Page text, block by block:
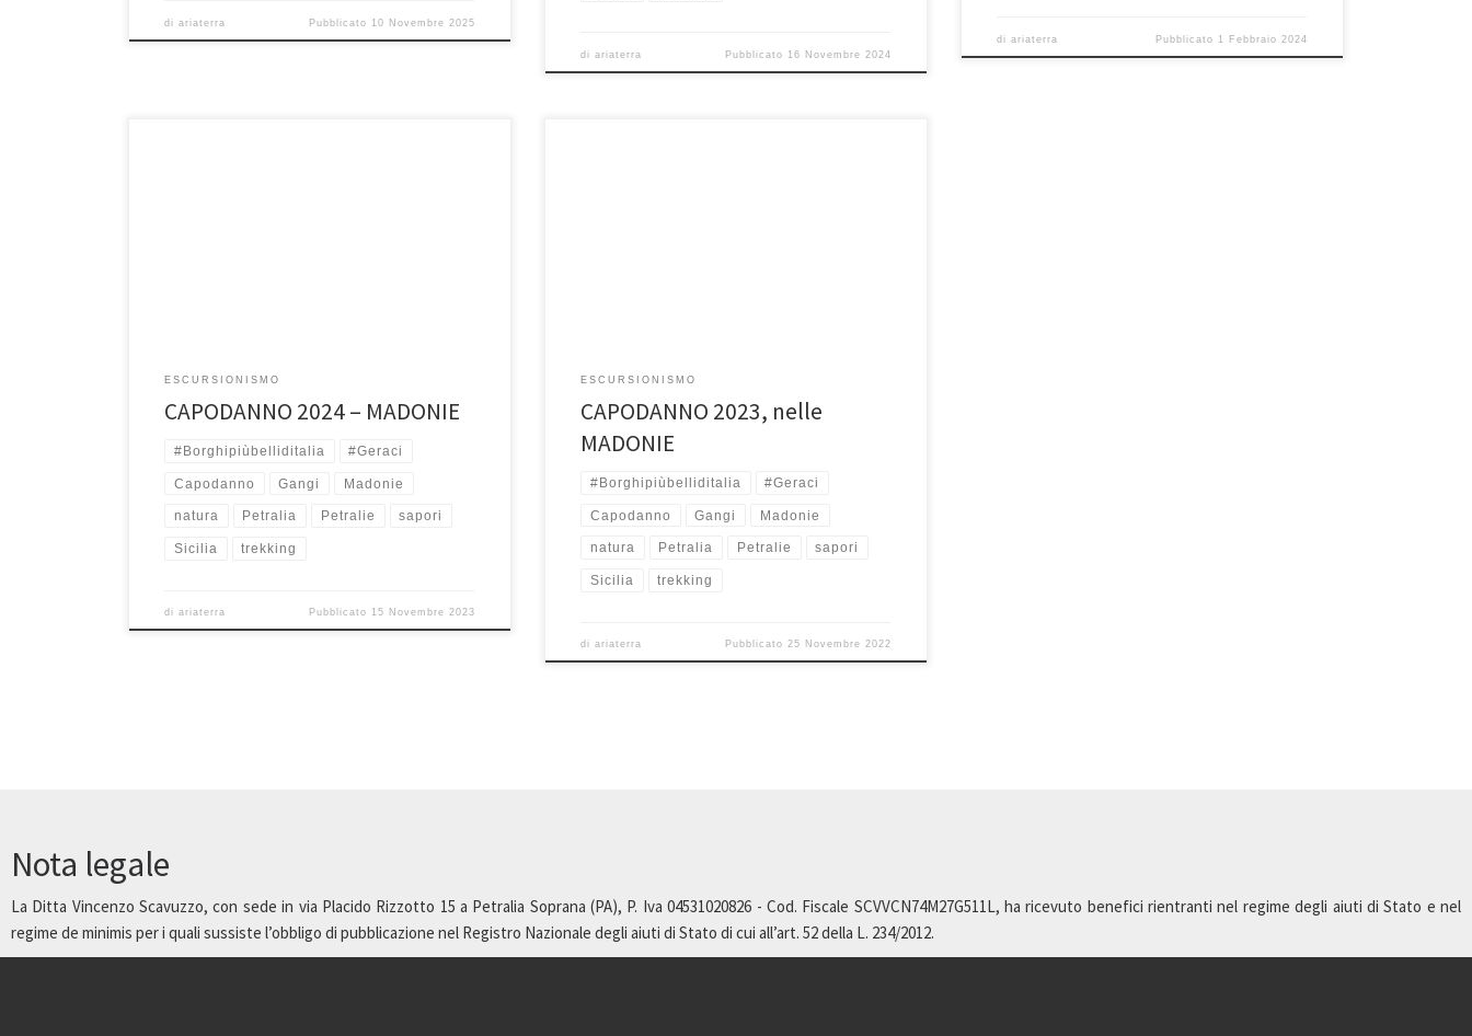
diariaterra Pubblicato 10 Novembre 2025
diariaterra Pubblicato 16 Novembre 2024
diariaterra Pubblicato 1 Febbraio 2024
ESCURSIONISMO
CAPODANNO 2024 – MADONIE
#Borghipiùbelliditalia #Geraci
Capodanno Gangi Madonie
natura Petralia Petralie sapori
Sicilia trekking
diariaterra Pubblicato 15 Novembre 2023
ESCURSIONISMO
CAPODANNO 2023, nelle
MADONIE
#Borghipiùbelliditalia #Geraci
Capodanno Gangi Madonie
natura Petralia Petralie sapori
Sicilia trekking
diariaterra Pubblicato 25 Novembre 2022
Nota legale
La Ditta Vincenzo Scavuzzo, con sede in via Placido Rizzotto 15 a Petralia Soprana (PA), P. Iva 04531020826 - Cod. Fiscale SCVVCN74M27G511L, ha ricevuto benefici rientranti nel regime degli aiuti di Stato e nel
regime de minimis per i quali sussiste l’obbligo di pubblicazione nel Registro Nazionale degli aiuti di Stato di cui all’art. 52 della L. 234/2012.